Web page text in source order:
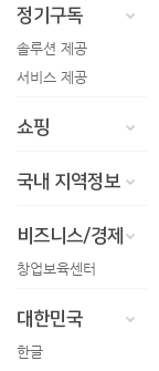
정기구독
솔루션 제공
서비스 제공
쇼핑
국내 지역정보
비즈니스/경제
창업보육센터
대한민국
한글